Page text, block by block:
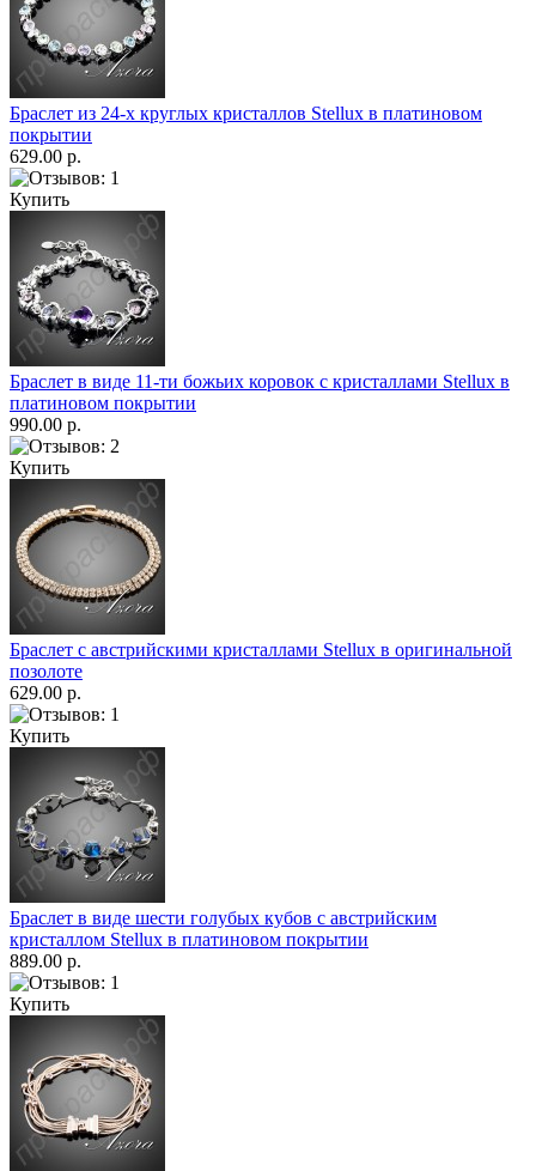
Браслет из 24-х круглых кристаллов Stellux в платиновом
покрытии
629.00 р.
Купить
Браслет в виде 11-ти божьих коровок с кристаллами Stellux в
платиновом покрытии
990.00 р.
Купить
Браслет с австрийскими кристаллами Stellux в оригинальной
позолоте
629.00 р.
Купить
Браслет в виде шести голубых кубов с австрийским
кристаллом Stellux в платиновом покрытии
889.00 р.
Купить